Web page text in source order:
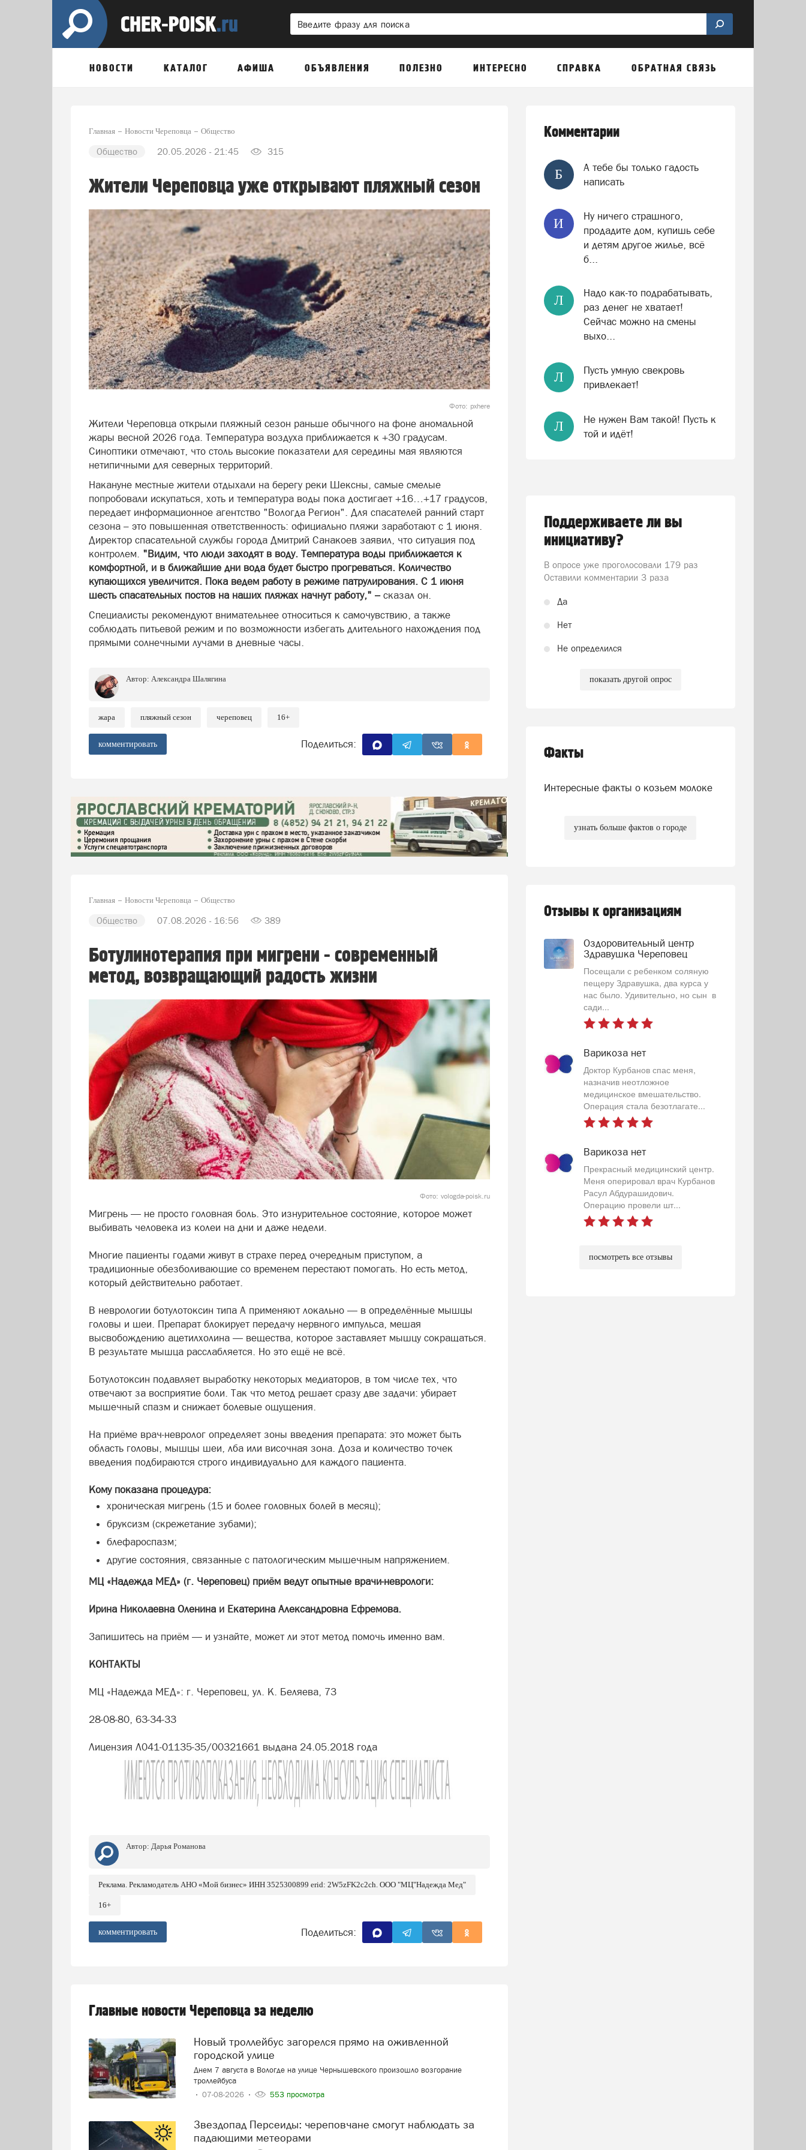
НОВОСТИ КАТАЛОГ АФИША ОБЪЯВЛЕНИЯ ПОЛЕЗНО ИНТЕРЕСНО СПРАВКА ОБРАТНАЯ СВЯЗЬ
Главная Новости Череповца Общество
Общество 20.05.2026 - 21:45 315
Жители Череповца уже открывают пляжный сезон
Фото: pxhere
Жители Череповца открыли пляжный сезон раньше обычного на фоне аномальной
жары весной 2026 года. Температура воздуха приближается к +30 градусам.
Синоптики отмечают, что столь высокие показатели для середины мая являются
нетипичными для северных территорий.
Накануне местные жители отдыхали на берегу реки Шексны, самые смелые
попробовали искупаться, хоть и температура воды пока достигает +16…+17 градусов,
передает информационное агентство "Вологда Регион". Для спасателей ранний старт
сезона – это повышенная ответственность: официально пляжи заработают с 1 июня.
Директор спасательной службы города Дмитрий Санакоев заявил, что ситуация под
контролем. "Видим, что люди заходят в воду. Температура воды приближается к
комфортной, и в ближайшие дни вода будет быстро прогреваться. Количество
купающихся увеличится. Пока ведем работу в режиме патрулирования. С 1 июня
шесть спасательных постов на наших пляжах начнут работу," –сказал он.
Специалисты рекомендуют внимательнее относиться к самочувствию, а также
соблюдать питьевой режим и по возможности избегать длительного нахождения под
прямыми солнечными лучами в дневные часы.
Автор: Александра Шалягина
жара пляжный сезон череповец 16+
комментировать Поделиться:
Главная Новости Череповца Общество
Общество 07.08.2026 - 16:56 389
Ботулинотерапия при мигрени - современный
метод, возвращающий радость жизни
Фото: vologda-poisk.ru
Мигрень — не просто головная боль. Это изнурительное состояние, которое может
выбивать человека из колеи на дни и даже недели.
Многие пациенты годами живут в страхе перед очередным приступом, а
традиционные обезболивающие со временем перестают помогать. Но есть метод,
который действительно работает.
В неврологии ботулотоксин типа А применяют локально — в определённые мышцы
головы и шеи. Препарат блокирует передачу нервного импульса, мешая
высвобождению ацетилхолина — вещества, которое заставляет мышцу сокращаться.
В результате мышца расслабляется. Но это ещё не всё.
Ботулотоксин подавляет выработку некоторых медиаторов, в том числе тех, что
отвечают за восприятие боли. Так что метод решает сразу две задачи: убирает
мышечный спазм и снижает болевые ощущения.
На приёме врач-невролог определяет зоны введения препарата: это может быть
область головы, мышцы шеи, лба или височная зона. Доза и количество точек
введения подбираются строго индивидуально для каждого пациента.
Кому показана процедура:
хроническая мигрень (15 и более головных болей в месяц);
бруксизм (скрежетание зубами);
блефароспазм;
другие состояния, связанные с патологическим мышечным напряжением.
МЦ «Надежда МЕД» (г. Череповец) приём ведут опытные врачи-неврологи:
Ирина Николаевна Оленина и Екатерина Александровна Ефремова.
Запишитесь на приём — и узнайте, может ли этот метод помочь именно вам.
КОНТАКТЫ
МЦ «Надежда МЕД»: г. Череповец, ул. К. Беляева, 73
28-08-80, 63-34-33
Лицензия Л041-01135-35/00321661 выдана 24.05.2018 года
Автор: Дарья Романова
Реклама. Рекламодатель АНО «Мой бизнес» ИНН 3525300899 erid: 2W5zFK2c2ch. ООО "МЦ"Надежда Мед"
16+
комментировать Поделиться:
Главные новости Череповца за неделю
Новый троллейбус загорелся прямо на оживленной
городской улице
Днем 7 августа в Вологде на улице Чернышевского произошло возгорание
троллейбуса
07-08-2026
553 просмотра
Звездопад Персеиды: череповчане смогут наблюдать за
падающими метеорами
Комментарии
Б
А тебе бы только гадость
написать
И
Ну ничего страшного,
продадите дом, купишь себе
и детям другое жилье, всё
б...
Л
Надо как-то подрабатывать,
раз денег не хватает!
Сейчас можно на смены
выхо...
Л
Пусть умную свекровь
привлекает!
Л
Не нужен Вам такой! Пусть к
той и идёт!
Поддерживаете ли вы
инициативу?
В опросе уже проголосовали 179 раз
Оставили комментарии 3 раза
Да
Нет
Не определился
показать другой опрос
Факты
Интересные факты о козьем молоке
узнать больше фактов о городе
Отзывы к организациям
Оздоровительный центр
Здравушка Череповец
Посещали с ребенком соляную
пещеру Здравушка, два курса у
нас было. Удивительно, но сын в
сади...
Варикоза нет
Доктор Курбанов спас меня,
назначив неотложное
медицинское вмешательство.
Операция стала безотлагате...
Варикоза нет
Прекрасный медицинский центр.
Меня оперировал врач Курбанов
Расул Абдурашидович.
Операцию провели шт...
посмотреть все отзывы